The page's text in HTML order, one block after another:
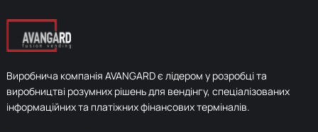
Виробнича компанія AVANGARD є лідером у розробці та
виробництві розумних рішень для вендінгу, спеціалізованих
інформаційних та платіжних фінансових терміналів.